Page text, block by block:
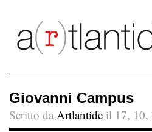
Giovanni Campus
Scritto da Artlantide il 17, 10,